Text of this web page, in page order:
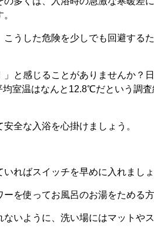
うした危険を少しでも回避する
と感じることがありませんか？
室温はなんと12.8℃だという調
全な入浴を心掛けましょう。
いればスイッチを早めに入れましょ
ーを使ってお風呂のお湯をためる
ないように、洗い場にはマットや